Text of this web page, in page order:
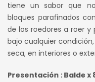
tiene un sabor que
bloques parafinados
de los roedores a roer
bajo cualquier
seca, en interiores o
Presentación : Balde x